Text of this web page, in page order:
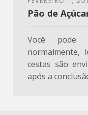
Pão de
Você pode
normalmente,
cestas são
após a